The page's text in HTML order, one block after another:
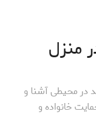
منزل
در محیطی آشنا و
خانواده و